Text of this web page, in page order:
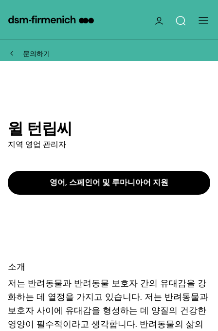
문의하기
윌 턴립씨
지역 영업 관리자
영어, 스페인어 및 루마니아어 지원
소개
저는 반려동물과 반려동물 보호자 간의 유대감을 강
화하는 데 열정을 가지고 있습니다. 저는 반려동물과
보호자 사이에 유대감을 형성하는 데 양질의 건강한
영양이 필수적이라고 생각합니다. 반려동물의 삶의